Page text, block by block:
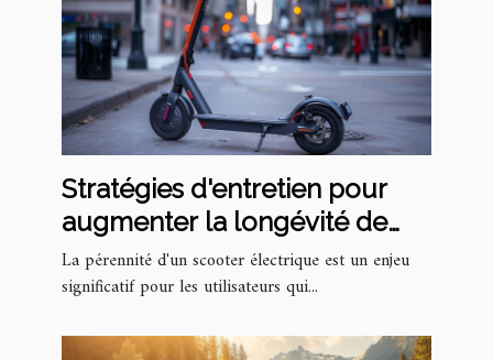
Stratégies d'entretien pour
augmenter la longévité de
votre scooter électrique
La pérennité d'un scooter électrique est un enjeu
significatif pour les utilisateurs qui...